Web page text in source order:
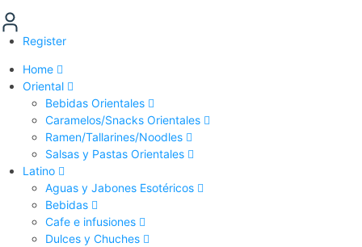
Register
Home
Oriental
Bebidas Orientales
Caramelos/Snacks Orientales
Ramen/Tallarines/Noodles
Salsas y Pastas Orientales
Latino
Aguas y Jabones Esotéricos
Bebidas
Cafe e infusiones
Dulces y Chuches